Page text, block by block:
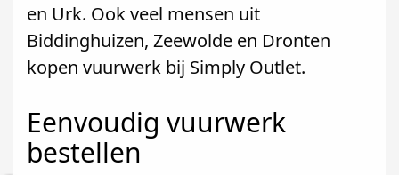
en Urk. Ook veel mensen uit
Biddinghuizen, Zeewolde en Dronten
kopen vuurwerk bij Simply Outlet.
Eenvoudig vuurwerk
bestellen